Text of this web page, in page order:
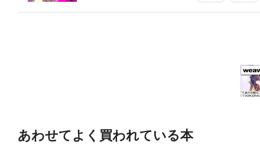
あわせてよく買われている本